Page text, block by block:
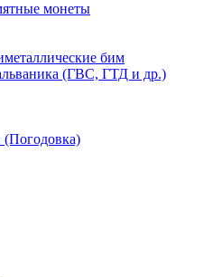
монеты
бим
(ГВС, ГТД и др.)
(Погодовка)